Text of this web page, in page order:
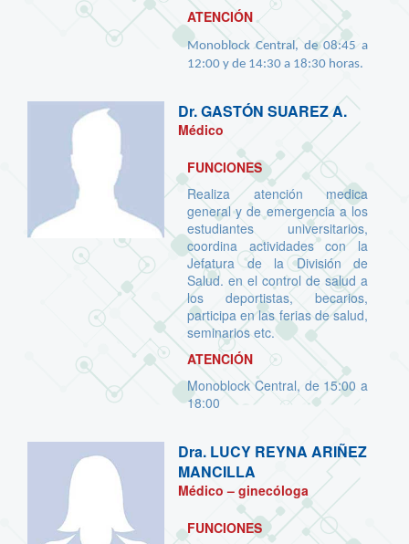
ATENCIÓN
Monoblock Central, de 08:45 a
12:00 y de 14:30 a 18:30 horas.
Dr.GASTÓN SUAREZ A.
Médico
FUNCIONES
Realiza atención medica
general y de emergencia a los
estudiantes universitarios,
coordina actividades con la
Jefatura de la División de
Salud. en el control de salud a
los deportistas, becarios,
participa en las ferias de salud,
seminarios etc.
ATENCIÓN
Monoblock Central, de 15:00 a
18:00
Dra. LUCY REYNA ARIÑEZ
MANCILLA
Médico – ginecóloga
FUNCIONES